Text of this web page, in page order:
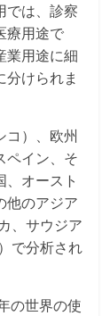
では、診察
療用途で
業用途に細
けられま
コ）、欧州
ペイン、そ
オースト
他のアジア
、サウジア
で分析され
の世界の使